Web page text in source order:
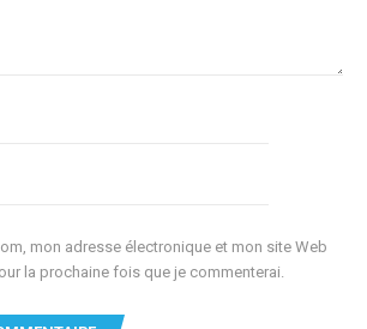
mon adresse électronique et mon site Web
la prochaine fois que je commenterai.